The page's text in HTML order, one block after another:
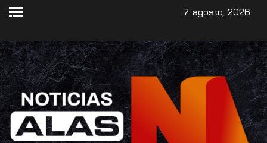
7 agosto, 2026